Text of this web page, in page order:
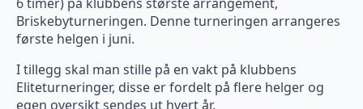
6 timer) på klubbens største arrangement,
Briskebyturneringen. Denne turneringen arrangeres
første helgen i juni.
I tillegg skal man stille på en vakt på klubbens
Eliteturneringer, disse er fordelt på flere helger og
egen oversikt sendes ut hvert år.